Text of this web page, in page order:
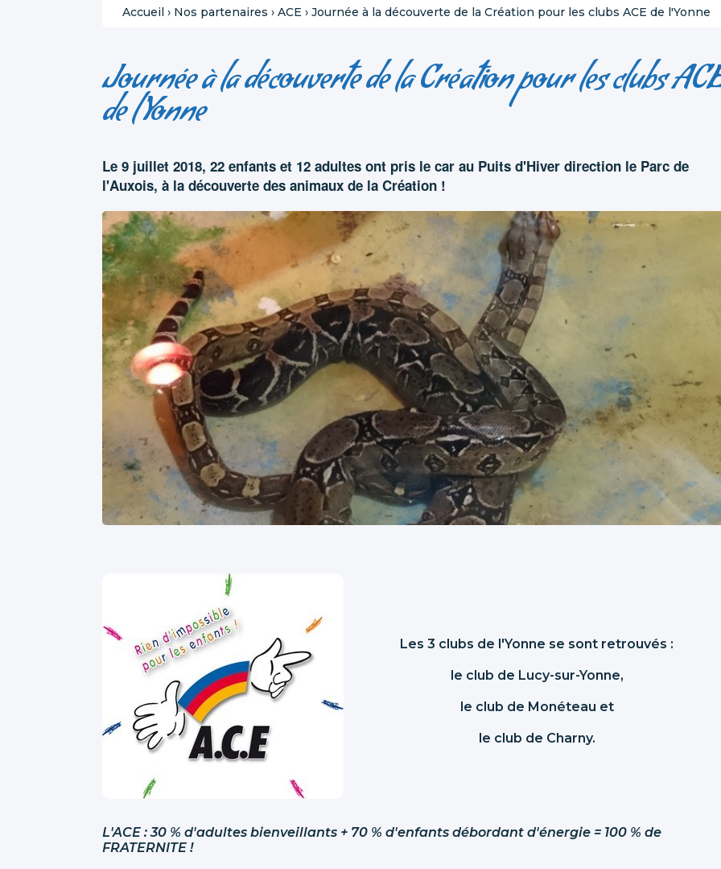
Accueil › Nos partenaires › ACE › Journée à la découverte de la Création pour les clubs ACE de l'Yonne
Journée à la découverte de la Création pour les clubs
de l'Yonne
Le 9 juillet 2018, 22 enfants et 12 adultes ont pris le car au Puits d'Hiver direction le Parc de
l'Auxois, à la découverte des animaux de la Création !
Les 3 clubs de l'Yonne se sont retrouvés :
le club de Lucy-sur-Yonne,
le club de Monéteau et
le club de Charny.
L'ACE : 30 % d'adultes bienveillants + 70 % d'enfants débordant d'énergie = 100 % de
FRATERNITE !